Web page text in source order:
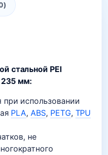
стальной PEI
235 мм:
при использовании
PLA,ABS, PETG, TPU
не